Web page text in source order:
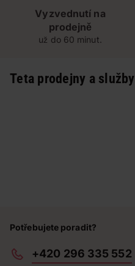
Vyzvednutí na
prodejně
už do 60 minut.
Teta prodejny a služby
Potřebujete poradit?
+420 296 335 552